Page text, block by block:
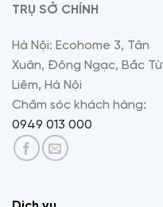
TRỤ SỞ CHÍNH
Hà Nội: Ecohome 3, Tân
Xuân, Đông Ngạc, Bắc Từ
Liêm, Hà Nội
Chăm sóc khách hàng:
0949 013 000